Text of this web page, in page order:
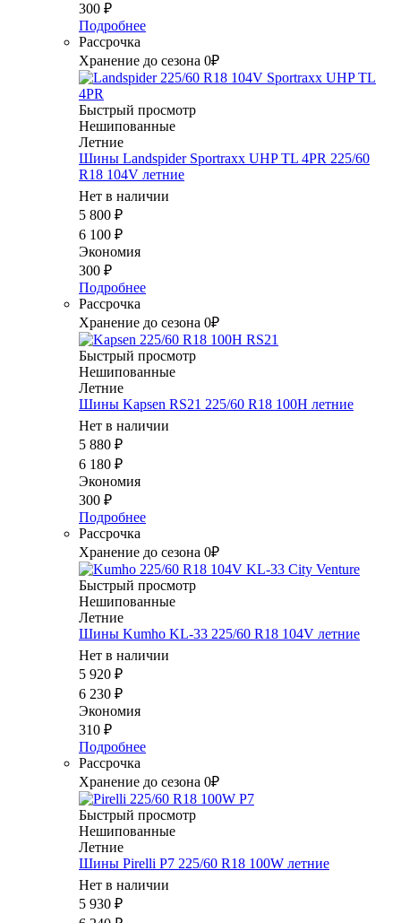
300 ₽
Подробнее
Рассрочка
Хранение до сезона 0₽
Быстрый просмотр
Нешипованные
Летние
Шины Landspider Sportraxx UHP TL 4PR 225/60
R18 104V летние
Нет в наличии
5 800 ₽
6 100 ₽
Экономия
300 ₽
Подробнее
Рассрочка
Хранение до сезона 0₽
Быстрый просмотр
Нешипованные
Летние
Шины Kapsen RS21 225/60 R18 100H летние
Нет в наличии
5 880 ₽
6 180 ₽
Экономия
300 ₽
Подробнее
Рассрочка
Хранение до сезона 0₽
Быстрый просмотр
Нешипованные
Летние
Шины Kumho KL-33 225/60 R18 104V летние
Нет в наличии
5 920 ₽
6 230 ₽
Экономия
310 ₽
Подробнее
Рассрочка
Хранение до сезона 0₽
Быстрый просмотр
Нешипованные
Летние
Шины Pirelli P7 225/60 R18 100W летние
Нет в наличии
5 930 ₽